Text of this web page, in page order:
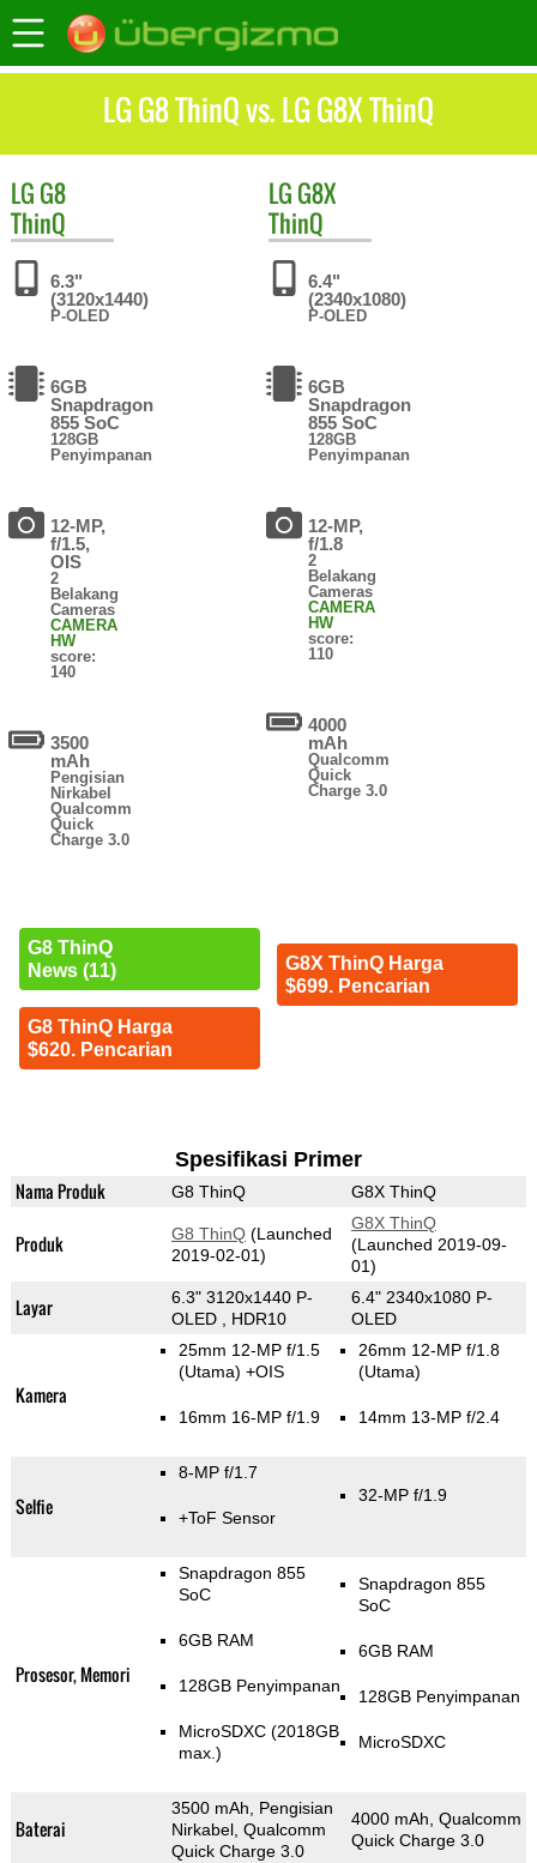
LG G8 ThinQ vs. LG G8X ThinQ
LG G8
ThinQ
6.3"
(3120x1440)
P-OLED
6GB
Snapdragon
855 SoC
128GB
Penyimpanan
12-MP,
f/1.5,
OIS
2
Belakang
Cameras
CAMERA
HW
score:
140
3500
mAh
Pengisian
Nirkabel
Qualcomm
Quick
Charge 3.0
G8 ThinQ
News (11)
G8 ThinQ Harga
$620. Pencarian
LG G8X
ThinQ
6.4"
(2340x1080)
P-OLED
6GB
Snapdragon
855 SoC
128GB
Penyimpanan
12-MP,
f/1.8
2
Belakang
Cameras
CAMERA
HW
score:
110
4000
mAh
Qualcomm
Quick
Charge 3.0
G8X ThinQ Harga
$699. Pencarian
Spesifikasi Primer
Nama Produk G8 ThinQ G8X ThinQ
Produk G8 ThinQ(Launched
2019-02-01)
G8X ThinQ
(Launched 2019-09-
01)
Layar
6.3" 3120x1440 P-
OLED , HDR10
6.4" 2340x1080 P-
OLED
Kamera
25mm 12-MP f/1.5
(Utama) +OIS
16mm 16-MP f/1.9
26mm 12-MP f/1.8
(Utama)
14mm 13-MP f/2.4
Selfie
8-MP f/1.7
+ToF Sensor
32-MP f/1.9
Prosesor, Memori
Snapdragon 855
SoC
6GB RAM
128GB Penyimpanan
MicroSDXC (2018GB
max.)
Snapdragon 855
SoC
6GB RAM
128GB Penyimpanan
MicroSDXC
Baterai
3500 mAh, Pengisian
Nirkabel, Qualcomm
Quick Charge 3.0
4000 mAh, Qualcomm
Quick Charge 3.0